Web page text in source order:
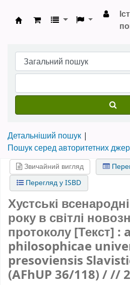
Бібліотека НТШ ›
Детальніший пошук
Пошук серед авторитетних
Звичайний вигляд
Перегляд у ISBD
Хустські
року в світлі
протоколу [Текст]
philosophicae
presoviensis
(AFhUP 36/118)/ //